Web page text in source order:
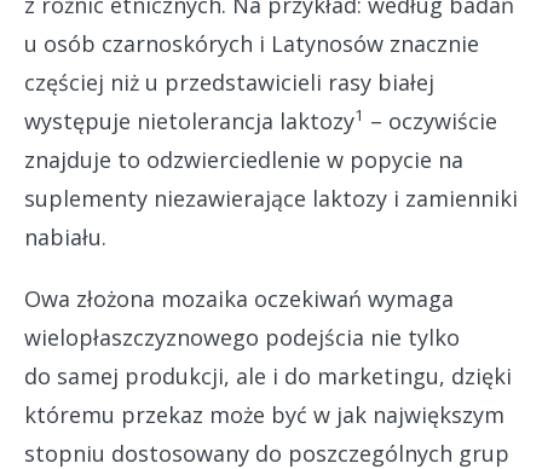
u osób czarnoskórych i Latynosów znacznie
częściej niż u przedstawicieli rasy białej
występuje nietolerancja laktozy1 – oczywiście
znajduje to odzwierciedlenie w popycie na
suplementy niezawierające laktozy i zamienniki
nabiału.
Owa złożona mozaika oczekiwań wymaga
wielopłaszczyznowego podejścia nie tylko
do samej produkcji, ale i do marketingu, dzięki
któremu przekaz może być w jak największym
stopniu dostosowany do poszczególnych grup